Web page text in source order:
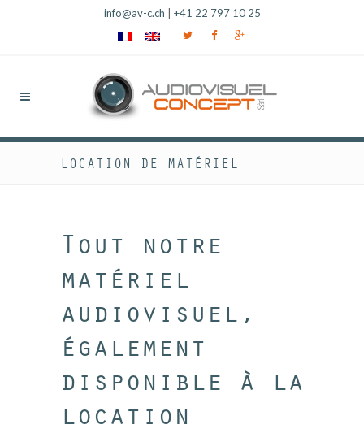
info@av-c.ch +41 22 797 10 25
LOCATION DE MATÉRIEL
Tout notre
matériel
audiovisuel,
également
disponible à la
location